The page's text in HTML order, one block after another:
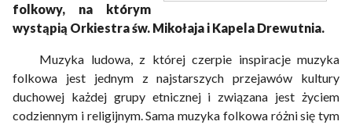
folkowy, na którym
wystąpią Orkiestra św. Mikołaja i Kapela Drewutnia.
Muzyka ludowa, z której czerpie inspiracje muzyka
folkowa jest jednym z najstarszych przejawów kultury
duchowej każdej grupy etnicznej i związana jest życiem
codziennym i religijnym. Sama muzyka folkowa różni się tym